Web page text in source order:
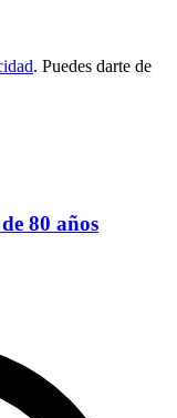
. Puedes darte de
80 años